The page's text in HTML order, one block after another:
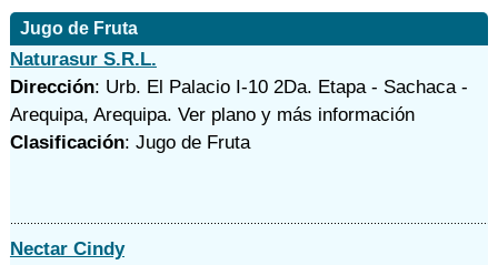
Jugo de Fruta
Naturasur S.R.L.
Dirección: Urb. El Palacio I-10 2Da. Etapa - Sachaca -
Arequipa, Arequipa. Ver plano y más información
Clasificación: Jugo de Fruta
Nectar Cindy